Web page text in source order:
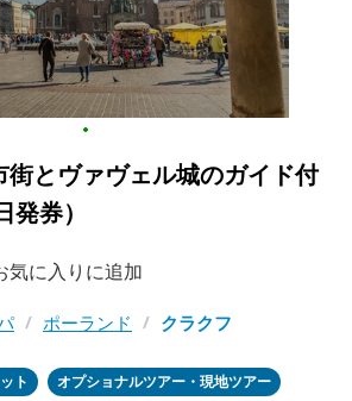
街とヴァヴェル城のガイド付
券）
気に入りに追加
/ ポーランド / クラクフ
ト
オプショナルツアー・現地ツアー